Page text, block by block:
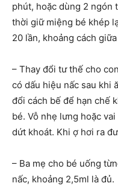
phút, hoặc dùng 2 ngón
thời giữ miệng bé khép
20 lần, khoảng cách
– Thay đổi tư thế cho
có dấu hiệu nấc sau khi
đổi cách bế để hạn chế
bé. Vỗ nhẹ lưng hoặc
dứt khoát. Khi ợ hơi ra
– Ba mẹ cho bé uống
nấc, khoảng 2,5ml là đủ.